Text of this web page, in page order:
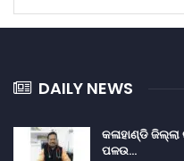
DAILY NEWS
କଳାହାଣ୍ଡି
ପଳଉ…